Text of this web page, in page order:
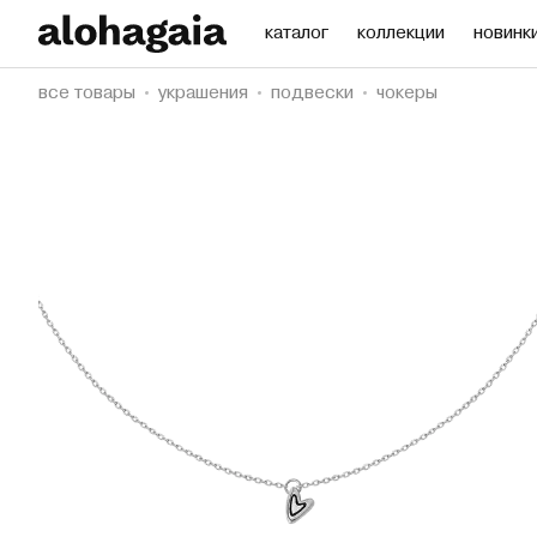
каталог коллекции
все товары украшения подвески чокеры